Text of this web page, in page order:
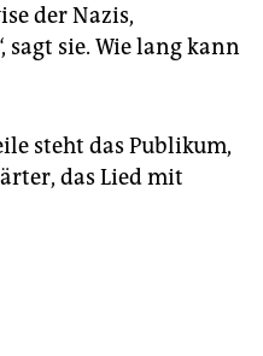
der Nazis,
sie. Wie lang kann
steht das Publikum,
das Lied mit